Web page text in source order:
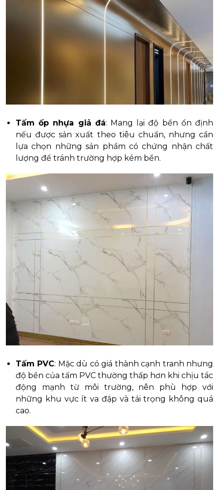
Tấm ốp nhựa giả đá: Mang lại độ bền ổn định
nếu được sản xuất theo tiêu chuẩn, nhưng cần
lựa chọn những sản phẩm có chứng nhận chất
lượng để tránh trường hợp kém bền.
Tấm PVC: Mặc dù có giá thành cạnh tranh nhưng
độ bền của tấm PVC thường thấp hơn khi chịu tác
động mạnh từ môi trường, nên phù hợp với
những khu vực ít va đập và tải trọng không quá
cao.